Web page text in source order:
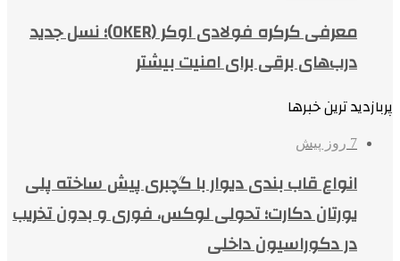
معرفی کرکره فولادی اوکر (OKER)؛ نسل جدید
درب‌های برقی برای امنیت بیشتر
پربازدید ترین خبرها
7 روز پیش
انواع قاب بندی دیوار با گچبری پیش ساخته پلی
یورتان دکارت؛ تحولی لوکس، فوری و بدون تخریب
در دکوراسیون داخلی